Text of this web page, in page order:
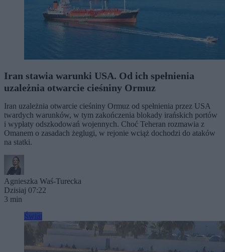
Iran stawia warunki USA. Od ich spełnienia
uzależnia otwarcie cieśniny Ormuz
Iran uzależnia otwarcie cieśniny Ormuz od spełnienia przez USA
twardych warunków, w tym zakończenia blokady irańskich portów
i wypłaty odszkodowań wojennych. Choć Teheran rozmawia z
Omanem o zasadach żeglugi, w rejonie wciąż dochodzi do ataków
na statki.
Agnieszka Waś-Turecka
Dzisiaj 07:22
3 min